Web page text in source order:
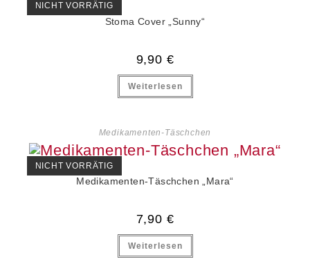
NICHT VORRÄTIG
Stoma Cover „Sunny“
9,90 €
Weiterlesen
Medikamenten-Täschchen
NICHT VORRÄTIG
Medikamenten-Täschchen „Mara“
7,90 €
Weiterlesen